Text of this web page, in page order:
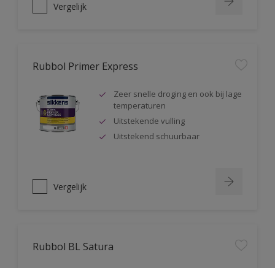
Vergelijk
Rubbol Primer Express
Zeer snelle droging en ook bij lage
temperaturen
Uitstekende vulling
Uitstekend schuurbaar
Vergelijk
Rubbol BL Satura